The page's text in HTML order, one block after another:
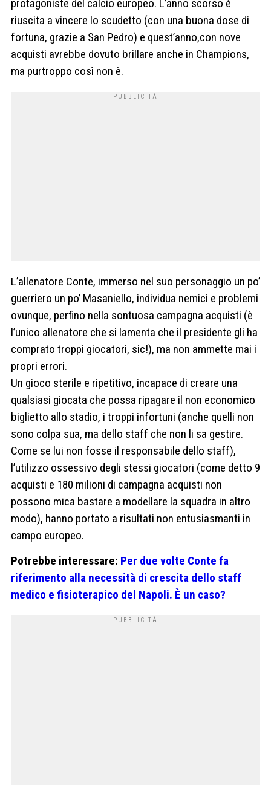
protagoniste del calcio europeo. L’anno scorso è
riuscita a vincere lo scudetto (con una buona dose di
fortuna, grazie a San Pedro) e quest’anno,con nove
acquisti avrebbe dovuto brillare anche in Champions,
ma purtroppo così non è.
L’allenatore Conte, immerso nel suo personaggio un po’
guerriero un po’ Masaniello, individua nemici e problemi
ovunque, perfino nella sontuosa campagna acquisti (è
l’unico allenatore che si lamenta che il presidente gli ha
comprato troppi giocatori, sic!), ma non ammette mai i
propri errori.
Un gioco sterile e ripetitivo, incapace di creare una
qualsiasi giocata che possa ripagare il non economico
biglietto allo stadio, i troppi infortuni (anche quelli non
sono colpa sua, ma dello staff che non li sa gestire.
Come se lui non fosse il responsabile dello staff),
l’utilizzo ossessivo degli stessi giocatori (come detto 9
acquisti e 180 milioni di campagna acquisti non
possono mica bastare a modellare la squadra in altro
modo), hanno portato a risultati non entusiasmanti in
campo europeo.
Potrebbe interessare: Per due volte Conte fa
riferimento alla necessità di crescita dello staff
medico e fisioterapico del Napoli. È un caso?